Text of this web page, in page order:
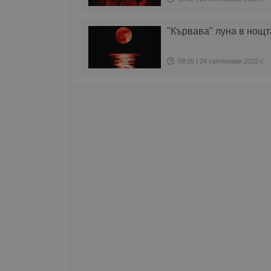
"Кървава" луна в
09:05 | 24 септември 2015 г.